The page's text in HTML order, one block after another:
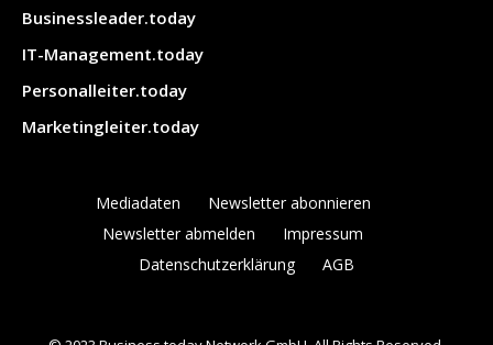
Businessleader.today
IT-Management.today
Personalleiter.today
Marketingleiter.today
Mediadaten
Newsletter abonnieren
Newsletter abmelden
Impressum
Datenschutzerklärung
AGB